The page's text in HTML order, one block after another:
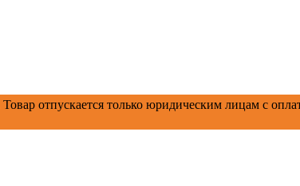
Товар отпускается только юридическим лицам с